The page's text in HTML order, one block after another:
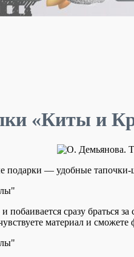
«Киты и
подарки — удобные
и побаивается сразу
материал и сможете